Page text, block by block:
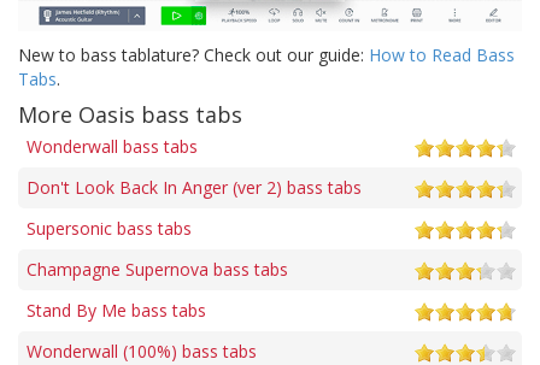
New to bass tablature? Check out our guide: How to Read Bass
Tabs.
More Oasis bass tabs
Wonderwall bass tabs
Don't Look Back In Anger (ver 2) bass tabs
Supersonic bass tabs
Champagne Supernova bass tabs
Stand By Me bass tabs
Wonderwall (100%) bass tabs